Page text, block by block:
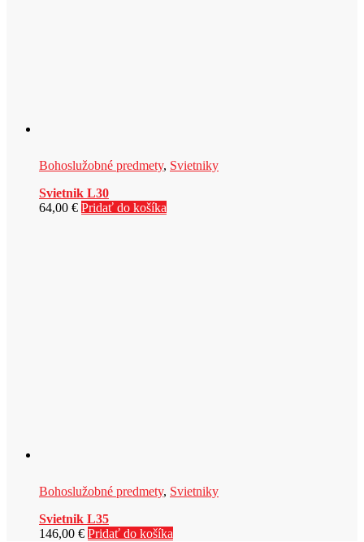
Bohoslužobné predmety, Svietniky
Svietnik L30
64,00 € Pridať do košíka
Bohoslužobné predmety, Svietniky
Svietnik L35
146,00 € Pridať do košíka